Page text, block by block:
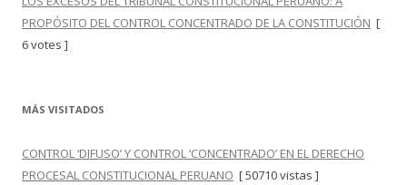
PROPÓSITO DEL CONTROL CONCENTRADO DE LA CONSTITUCIÓN [
6 votes ]
MÁS VISITADOS
CONTROL ‘DIFUSO’ Y CONTROL ‘CONCENTRADO’ EN EL DERECHO
PROCESAL CONSTITUCIONAL PERUANO [ 50710 vistas ]